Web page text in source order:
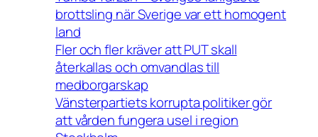
brottsling när Sverige var ett homogent
land
Fler och fler kräver att PUT skall
återkallas och omvandlas till
medborgarskap
Vänsterpartiets korrupta politiker gör
att vården fungera usel i region